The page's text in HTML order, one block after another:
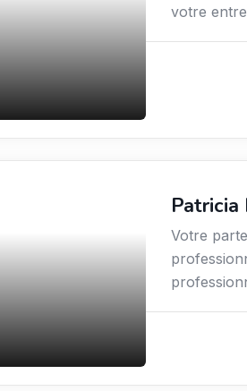
votre
Patricia
Votre